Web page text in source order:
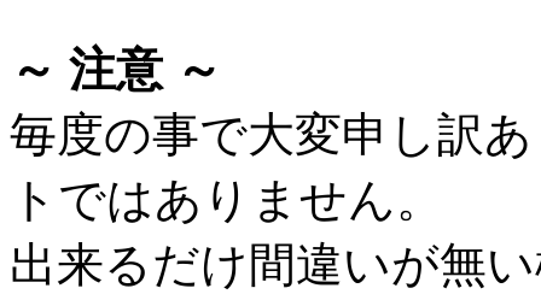
～ 注意 ～
毎度の事で大変申し訳
トではありません。
出来るだけ間違いが無